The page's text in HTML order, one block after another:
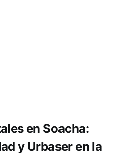
en Soacha:
y Urbaser en la